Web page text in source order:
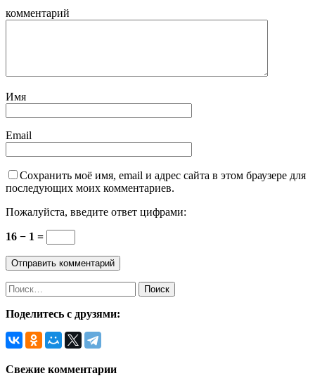
комментарий
Имя
Email
Сохранить моё имя, email и адрес сайта в этом браузере для
последующих моих комментариев.
Пожалуйста, введите ответ цифрами:
16 − 1 =
Поделитесь с друзями:
Свежие комментарии